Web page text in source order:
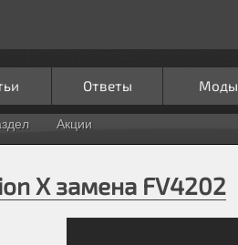
Ответы Моды
Акции
X замена FV4202